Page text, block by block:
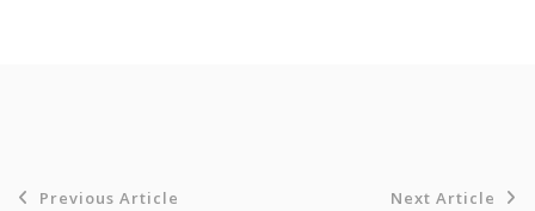
Previous Article Next Article